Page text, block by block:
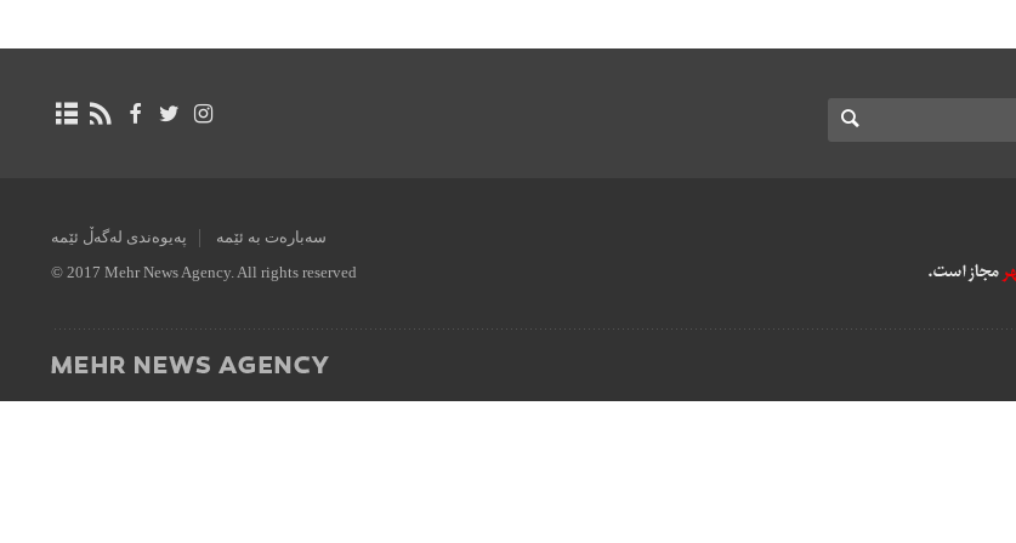
سەبارەت بە ئێمە پەیوەندی لەگەڵ ئێمە
© 2017 Mehr News Agency. All rights reserved